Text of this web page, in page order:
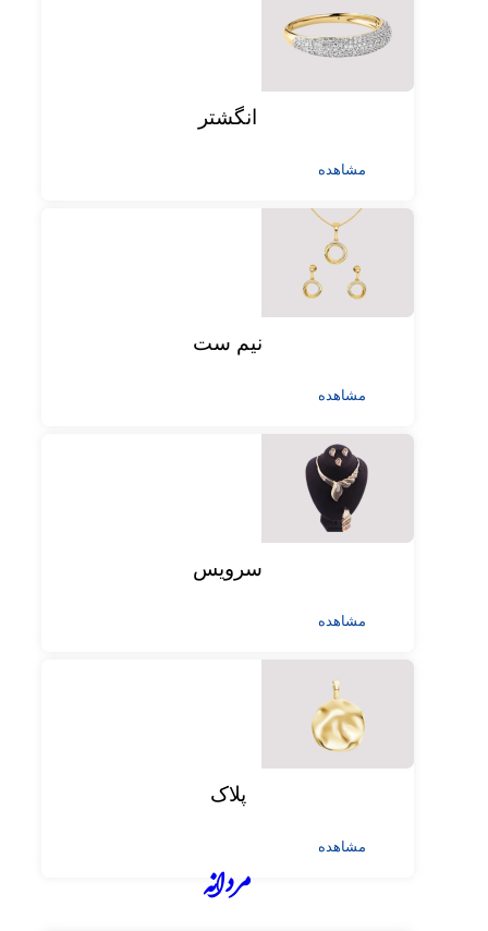
انگشتر
مشاهده
نیم ست
مشاهده
سرویس
مشاهده
پلاک
مشاهده
مردانه